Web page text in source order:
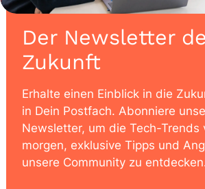
Der Newsletter
Zukunft
Erhalte einen Einblick in die
in Dein Postfach. Abonniere
Newsletter, um die Tech-Trends
morgen, exklusive Tipps und
unsere Community zu